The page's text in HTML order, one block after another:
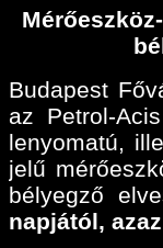
Budapest
az Petrol-
lenyomatú,
jelű
bélyegző
napjától,